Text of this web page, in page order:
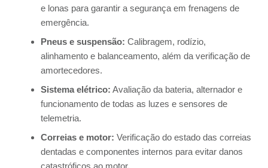
e lonas para garantir a segurança em frenagens de
emergência.
Pneus e suspensão: Calibragem, rodízio,
alinhamento e balanceamento, além da verificação de
amortecedores.
Sistema elétrico: Avaliação da bateria, alternador e
funcionamento de todas as luzes e sensores de
telemetria.
Correias e motor: Verificação do estado das correias
dentadas e componentes internos para evitar danos
catastróficos ao motor.